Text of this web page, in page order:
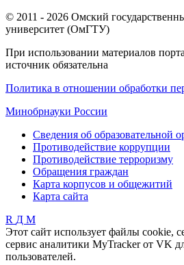
© 2011 - 2026 Омский
университет (ОмГТУ)
При использовании материалов
источник обязательна
Политика в отношении обработки
Минобрнауки России
Сведения об образовательной
Противодействие коррупции
Противодействие терроризму
Обращения граждан
Карта корпусов и общежитий
Карта сайта
R Д М
Этот сайт использует файлы cookie,
сервис аналитики MyTracker от VK
пользователей.